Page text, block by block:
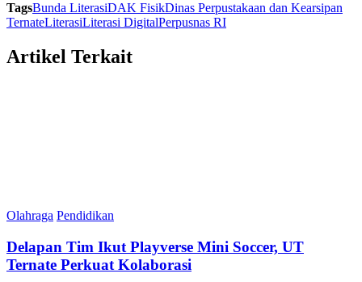
TagsBunda LiterasiDAK FisikDinas Perpustakaan dan Kearsipan
TernateLiterasiLiterasi DigitalPerpusnas RI
Artikel Terkait
Olahraga Pendidikan
Delapan Tim Ikut Playverse Mini Soccer, UT
Ternate Perkuat Kolaborasi